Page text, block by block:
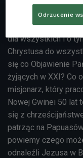
wyjazdu na misje
mówimy o
dla wszystkich i o
Chrystusa do
się co Objawienie
żyjących w XXI? Co
misjonarz, który
Nowej Gwinei 50 lat
się z
patrząc na
powiemy czego
odnaleźli Jezusa w
Odrzucenie